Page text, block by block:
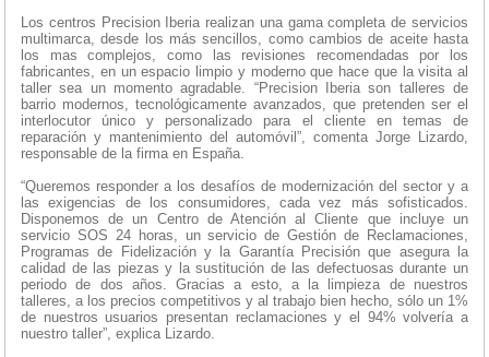
Los centros Precision Iberia realizan una gama completa de servicios
multimarca, desde los más sencillos, como cambios de aceite hasta
los mas complejos, como las revisiones recomendadas por los
fabricantes, en un espacio limpio y moderno que hace que la visita al
taller sea un momento agradable. “Precision Iberia son talleres de
barrio modernos, tecnológicamente avanzados, que pretenden ser el
interlocutor único y personalizado para el cliente en temas de
reparación y mantenimiento del automóvil”, comenta Jorge Lizardo,
responsable de la firma en España.
“Queremos responder a los desafíos de modernización del sector y a
las exigencias de los consumidores, cada vez más sofisticados.
Disponemos de un Centro de Atención al Cliente que incluye un
servicio SOS 24 horas, un servicio de Gestión de Reclamaciones,
Programas de Fidelización y la Garantía Precisión que asegura la
calidad de las piezas y la sustitución de las defectuosas durante un
periodo de dos años. Gracias a esto, a la limpieza de nuestros
talleres, a los precios competitivos y al trabajo bien hecho, sólo un 1%
de nuestros usuarios presentan reclamaciones y el 94% volvería a
nuestro taller”, explica Lizardo.